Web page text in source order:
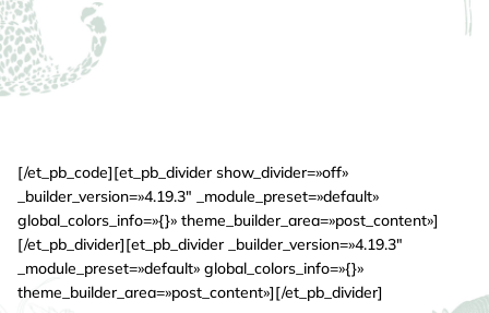
[/et_pb_code][et_pb_divider show_divider=»off»
_builder_version=»4.19.3″ _module_preset=»default»
global_colors_info=»{}» theme_builder_area=»post_content»]
[/et_pb_divider][et_pb_divider _builder_version=»4.19.3″
_module_preset=»default» global_colors_info=»{}»
theme_builder_area=»post_content»][/et_pb_divider]